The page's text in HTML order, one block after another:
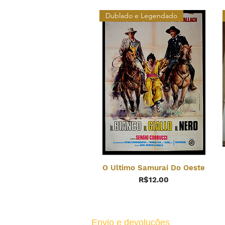
Dublado e Legendado
O Ultimo Samurai Do Oeste
Price
R$12.00
Envio e devoluções